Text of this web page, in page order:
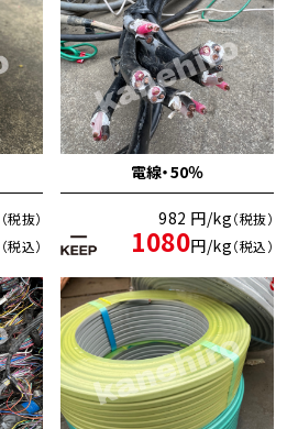
（税抜）
（税込）
電線・50％
982 円/kg（税抜）
1080円/kg（税込）